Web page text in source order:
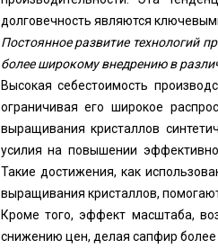
долговечность являются
Постоянное развитие технологий
более широкому внедрению в
Высокая себестоимость
ограничивая его широкое
выращивания кристаллов
усилия на повышении
Такие достижения, как
выращивания кристаллов,
Кроме того, эффект масштаба,
снижению цен, делая сапфир